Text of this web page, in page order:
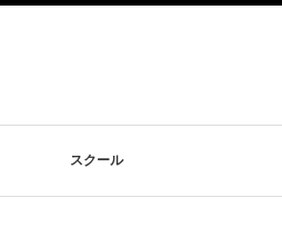
スクール